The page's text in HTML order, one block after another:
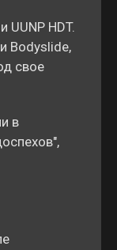
UUNP HDT.
Bodyslide,
свое
в